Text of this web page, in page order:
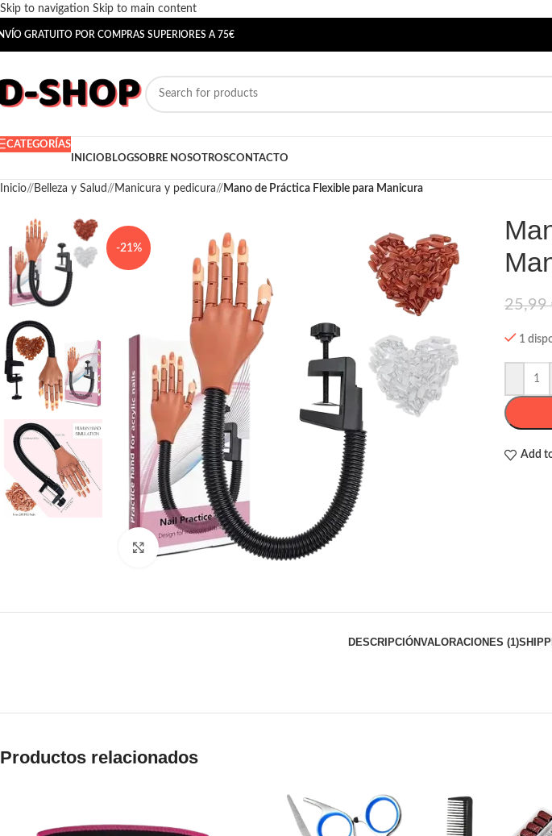
Skip to navigation Skip to main content
GRATUITO POR COMPRAS SUPERIORES A 75€
CATEGORÍAS
INICIO BLOGSOBRE NOSOTROSCONTACTO
Inicio/ Belleza y Salud / Manicura y pedicura/ Mano de Práctica Flexible para Manicura
-21%
Click to enlarge
25,99
1
Add
DESCRIPCIÓNVALORACIONES (1)
Productos relacionados